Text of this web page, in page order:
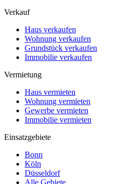
Verkauf
Haus verkaufen
Wohnung verkaufen
Grundstück verkaufen
Immobilie verkaufen
Vermietung
Haus vermieten
Wohnung vermieten
Gewerbe vermieten
Immobilie vermieten
Einsatzgebiete
Bonn
Köln
Düsseldorf